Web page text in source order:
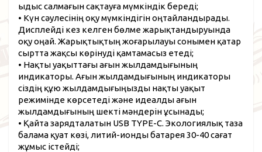
ыдыс салмағын сақтауға мүмкіндік береді;
• Күн сәулесінің оқу мүмкіндігін оңтайландырады.
Дисплейді кез келген бөлме жарықтандыруында
оқу оңай. Жарықтықтың жоғарылауы сонымен қатар
сыртта жақсы көрінуді қамтамасыз етеді;
• Нақты уақыттағы ағын жылдамдығының
индикаторы. Ағын жылдамдығының индикаторы
сіздің құю жылдамдығыңызды нақты уақыт
режимінде көрсетеді және идеалды ағын
жылдамдығының шекті мәндерін ұсынады;
• Қайта зарядталатын USB TYPE-C. Экологиялық таза
балама қуат көзі, литий-ионды батарея 30-40 сағат
жұмыс істейді;